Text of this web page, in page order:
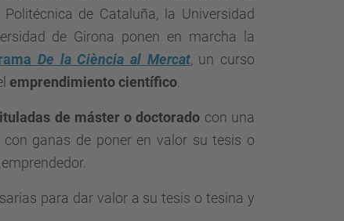
de Cataluña, la Universidad
de Girona ponen en marcha la
De la Ciència al Mercat, un curso
emprendimiento científico
de máster o doctorado con una
ganas de poner en valor su tesis o
para dar valor a su tesis o tesina y